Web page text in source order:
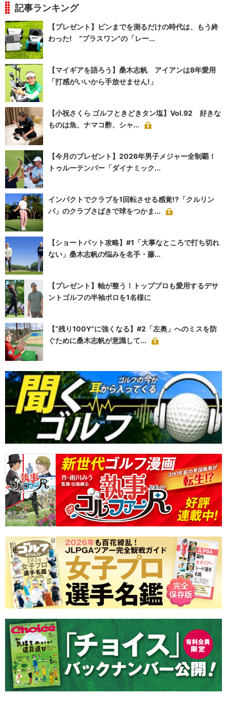
記事ランキング
【プレゼント】ピンまでを測るだけの時代は、もう終
わった! “プラスワン”の「レー...
【マイギアを語ろう】桑木志帆 アイアンは8年愛用
「打感がいいから手放せません!」
【小祝さくら ゴルフときどきタン塩】Vol.92 好きな
ものは魚、ナマコ酢、シャ...
【今月のプレゼント】2026年男子メジャー全制覇！
トゥルーテンパー「ダイナミック...
インパクトでクラブを1回転させる感覚!?「クルリン
パ」のクラブさばきで球をつかま...
【ショートパット攻略】#1「大事なところで打ち切れ
ない」桑木志帆の悩みを名手・藤...
【プレゼント】軸が整う！トッププロも愛用するデサ
ントゴルフの半袖ポロを1名様に
【“残り100Y”に強くなる】#2「左奥」へのミスを防
ぐために桑木志帆が意識して...